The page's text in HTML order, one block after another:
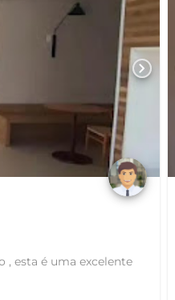
chevron_right